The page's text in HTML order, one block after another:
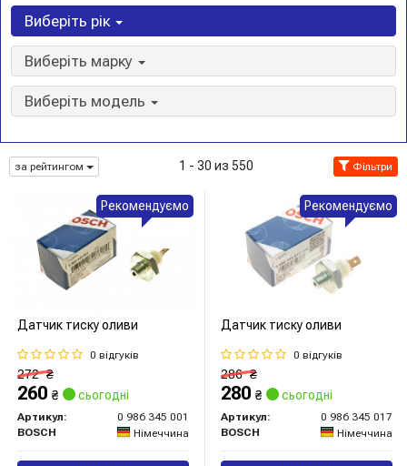
Виберіть рік
Виберіть марку
Виберіть модель
за рейтингом 1 - 30 из 550 Фільтри
Датчик тиску оливи
0 відгуків
272₴
260 ₴ сьогодні
Артикул:
0 986 345 001
BOSCH
Німеччина
Рекомендуємо
Датчик тиску оливи
0 відгуків
286₴
280 ₴ сьогодні
Артикул:
0 986 345 017
BOSCH
Німеччина
Рекомендуємо